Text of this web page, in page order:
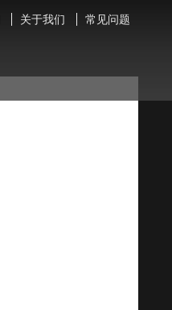
关于我们 常见问题